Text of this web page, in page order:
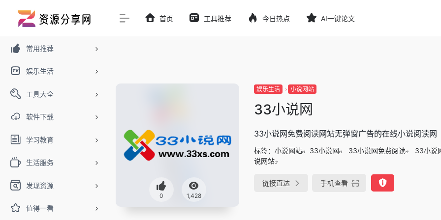
常用推荐
娱乐生活
工具大全
软件下载
学习教育
生活服务
发现资源
值得一看
首页 工具推荐 今日热点 AI一键论文
0 1,428
娱乐生活 小说网站
33小说网
33小说网免费阅读网站无弹窗广告的在线小说阅读网
标签： 小说网站 33小说网 33小说网免费阅读
33小说
说网站
链接直达 手机查看